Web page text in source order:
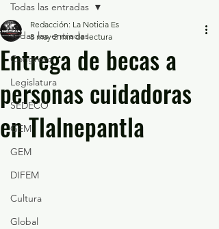
Todas las entradas
Congreso
Legislatura
SEDECO
GEM
GEM
DIFEM
Cultura
Global
Todas las entradas
Entrega de becas a
personas cuidadoras
en Tlalnepantla
Redacción: La Noticia Es
8 may 2 min de lectura